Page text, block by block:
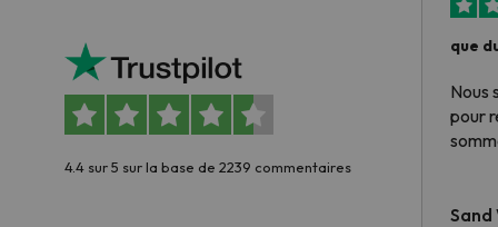
4.4 sur 5 sur la base de 2239 commentaires
que
Nous
pour
Sand